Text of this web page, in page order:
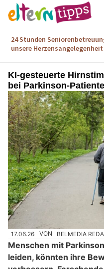
KI-gesteuerte
bei Parkinson-
17.06.26 VON BELMEDIA
Menschen mit
leiden, könnten ihre